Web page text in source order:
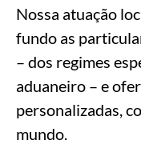
Nossa atuação
fundo as
– dos regimes
aduaneiro – e
personalizadas,
mundo.